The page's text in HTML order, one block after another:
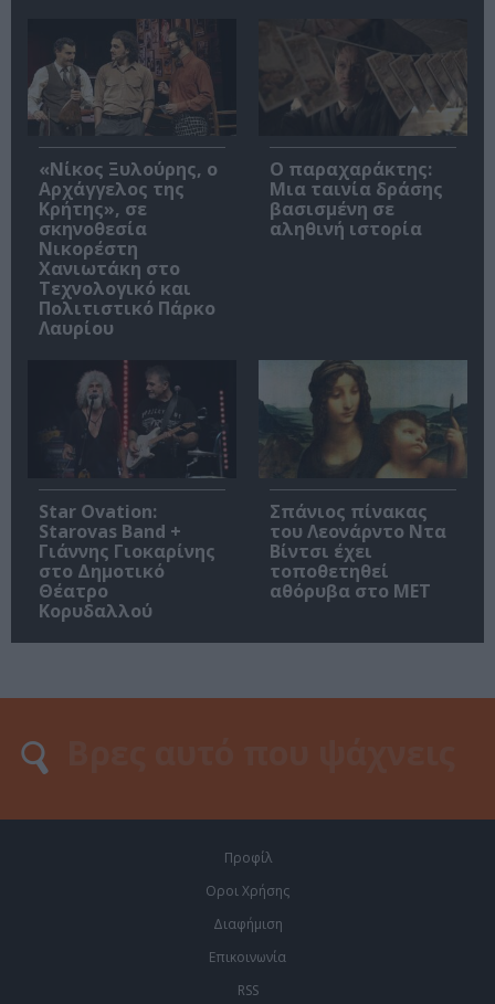
«Νίκος Ξυλούρης, ο
Αρχάγγελος της
Κρήτης», σε
σκηνοθεσία
Νικορέστη
Χανιωτάκη στο
Τεχνολογικό και
Πολιτιστικό Πάρκο
Λαυρίου
Ο παραχαράκτης:
Μια ταινία δράσης
βασισμένη σε
αληθινή ιστορία
Star Ovation:
Starovas Band +
Γιάννης Γιοκαρίνης
στο Δημοτικό
Θέατρο
Κορυδαλλού
Σπάνιος πίνακας
του Λεονάρντο Ντα
Βίντσι έχει
τοποθετηθεί
αθόρυβα στο MET
Προφίλ
Οροι Χρήσης
Διαφήμιση
Επικοινωνία
RSS